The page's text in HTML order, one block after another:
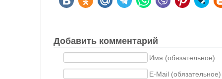
Добавить комментарий
Имя (обязательное)
E-Mail (обязательное)